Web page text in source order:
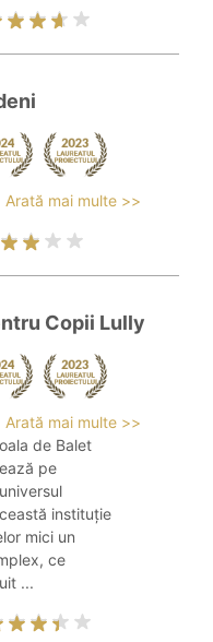
Arată mai multe >>
Copii Lully
Arată mai multe >>
de Balet
pe
instituție
mici un
ce
...